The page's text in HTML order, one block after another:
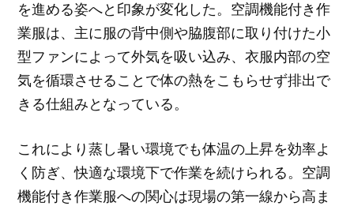
を進める姿へと印象が変化した。空調機能付き作
業服は、主に服の背中側や脇腹部に取り付けた小
型ファンによって外気を吸い込み、衣服内部の空
気を循環させることで体の熱をこもらせず排出で
きる仕組みとなっている。
これにより蒸し暑い環境でも体温の上昇を効率よ
く防ぎ、快適な環境下で作業を続けられる。空調
機能付き作業服への関心は現場の第一線から高ま